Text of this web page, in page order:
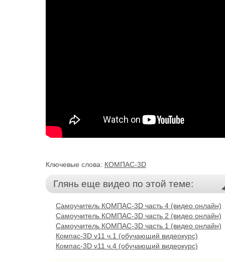
Ключевые слова: КОМПАС-3D
Глянь еще видео по этой теме:
Самоучитель КОМПАС-3D часть 4 (видео онлайн)
Самоучитель КОМПАС-3D часть 2 (видео онлайн)
Самоучитель КОМПАС-3D часть 1 (видео онлайн)
Компас-3D v11 ч.1 (обучающий видеокурс)
Компас-3D v11 ч.4 (обучающий видеокурс)